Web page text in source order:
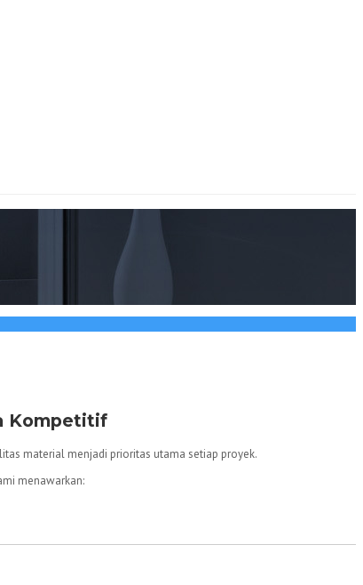
Kompetitif
material menjadi prioritas utama setiap proyek.
menawarkan: